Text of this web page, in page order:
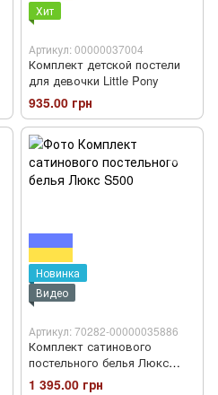
Хит
Артикул: 00000037004
Комплект детской постели
для девочки Little Pony
935.00 грн
Новинка
Видео
Артикул: 70282-00000035886
Комплект сатинового
постельного белья Люкс
S500
1 395.00 грн